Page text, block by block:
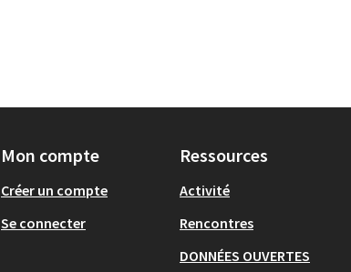
Mon compte
Créer un compte
Se connecter
Ressources
Activité
Rencontres
DONNÉES OUVERTES